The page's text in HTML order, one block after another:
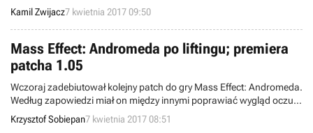
premiery firma Gearbox Publishing nawiązała współpracę z
kontrowersyjną platformą G2A, za co oberwało się jej od graczy.
Teraz wydawca próbuje naprawić swój wizerunek.
Kamil Zwijacz7 kwietnia 2017 09:50
Mass Effect: Andromeda po liftingu; premiera
patcha 1.05
Wczoraj zadebiutował kolejny patch do gry Mass Effect: Andromeda.
Według zapowiedzi miał on między innymi poprawiać wygląd oczu
oraz lepiej synchronizować ruch ust z mową. Internet rzucił się w wir
porównań między starą a nową wersją.
Krzysztof Sobiepan7 kwietnia 2017 08:51